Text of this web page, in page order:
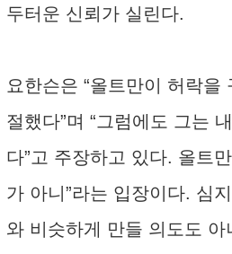
두터운 신뢰가 실린다.
요한슨은 “올트만이 허락을
절했다”며 “그럼에도 그는
다”고 주장하고 있다. 올트
가 아니”라는 입장이다. 심
와 비슷하게 만들 의도도 아